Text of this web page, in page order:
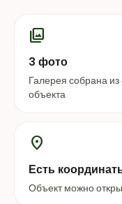
photo_library
3 фото
Галерея собрана
объекта
location_on
Есть
Объект можно